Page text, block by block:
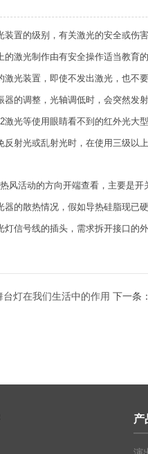
装置的级别，有关激光的安全或伤
的激光制作由有安全操作适当教育的
激光装置，即使不发出激光，也不要
器的调整，光轴调低时，会突然发
激光等使用眼睛看不到的红外光大
反射光或乱射光时，在使用三级以
风活动的方向开端查看，主要是
器的散热情况，假如导热硅脂现已
灯信号线的插头，需求拆开接口的
台灯在我们生活中的作用 下一条：
产